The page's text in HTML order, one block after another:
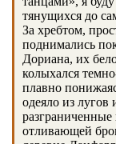
тянущихся до
За хребтом,
поднимались
Дориана, их
колыхался
плавно
одеяло из
отливающей